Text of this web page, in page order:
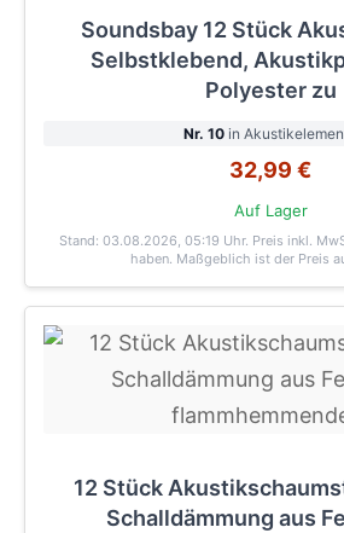
Soundsbay 12 Stück
Selbstklebend,
Polyester zu
Nr. 10 in
32,99 €
Auf Lager
Stand: 03.08.2026, 05:19 Uhr. Preis inkl.
haben. Maßgeblich ist der Preis
12 Stück
Schalldämmung aus